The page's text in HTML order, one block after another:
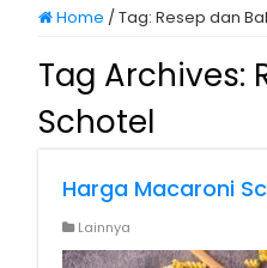
Home /Tag: Resep dan
Tag Archives:
Schotel
Harga Macaroni
Lainnya